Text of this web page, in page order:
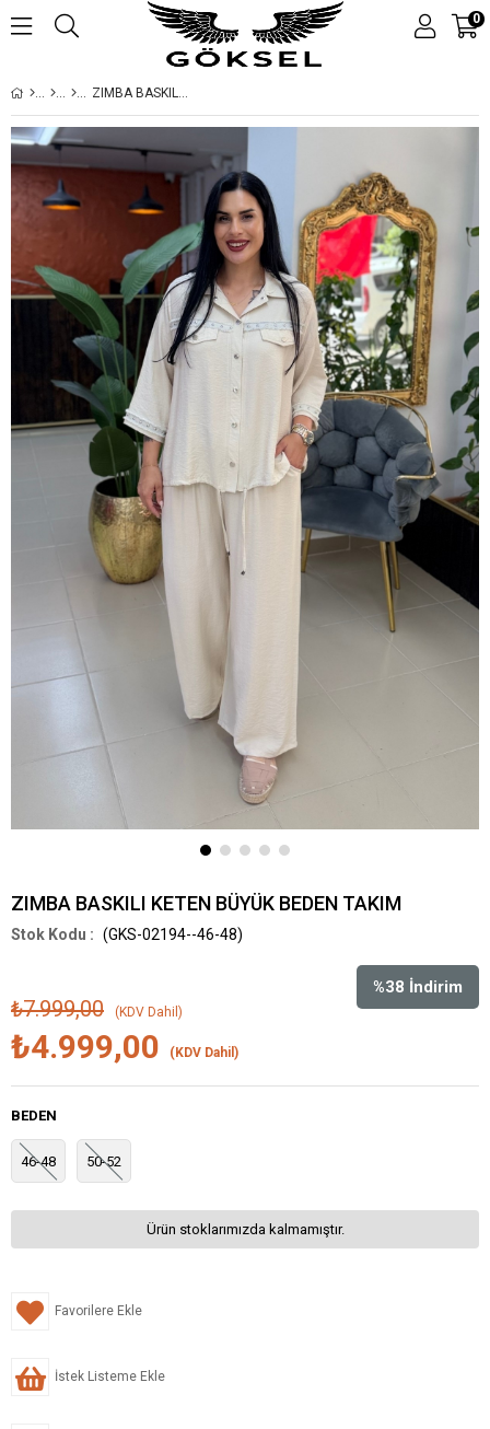
0
ZIMBA BASKILI KETEN BÜYÜK BEDEN TAKIM
ZIMBA BASKILI KETEN BÜYÜK BEDEN TAKIM
(GKS-02194--46-48)
%38 İndirim
₺7.999,00 (KDV Dahil)
₺4.999,00 (KDV Dahil)
BEDEN
46-48 50-52
Ürün stoklarımızda kalmamıştır.
Favorilere Ekle
İstek Listeme Ekle